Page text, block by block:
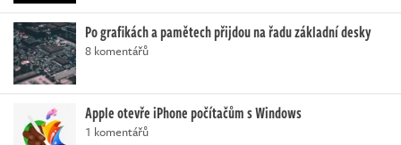
Po grafikách a pamětech přijdou na řadu základní desky
8 komentářů
Apple otevře iPhone počítačům s Windows
1 komentářů